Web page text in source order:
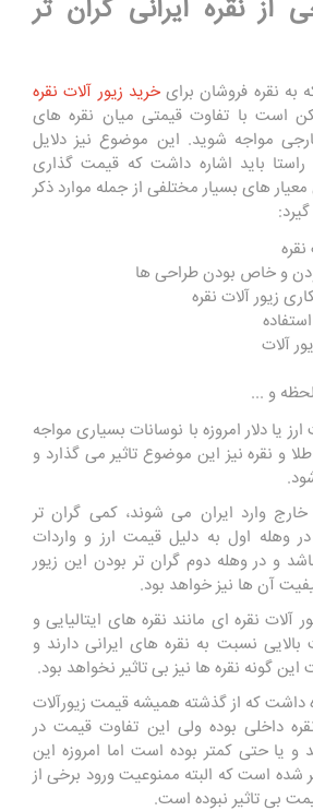
از نقره ایرانی گران تر
به نقره فروشان برایخرید زیور آلات نقره
است با تفاوت قیمتی میان نقره های
مواجه شوید. این موضوع نیز دلایل
راستا باید اشاره داشت که قیمت گذاری
های بسیار مختلفی از جمله موارد ذکر
و خاص بودن طراحی ها
زیور آلات نقره
آلات
و ...
یا دلار امروزه با نوسانات بسیاری مواجه
و نقره نیز این موضوع تاثیر می گذارد و
خارج وارد ایران می شوند، کمی گران تر
وهله اول به دلیل قیمت ارز و واردات
و در وهله دوم گران تر بودن این زیور
آن ها نیز خواهد بود.
نقره ای مانند نقره های ایتالیایی و
نسبت به نقره های ایرانی دارند و
گونه نقره ها نیز بی تاثیر نخواهد بود.
داشت که از گذشته همیشه قیمت زیورآلات
نقره داخلی بوده ولی این تفاوت قیمت در
در حد 10 درصد و یا حتی کمتر بوده است اما امروزه این
شده است که البته ممنوعیت ورود برخی از
بی تاثیر نبوده است.